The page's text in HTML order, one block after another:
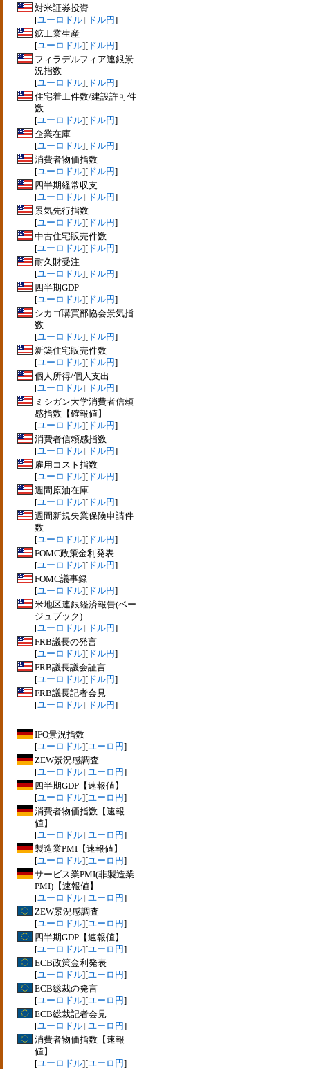
対米証券投資
[ユーロドル][ ドル円]
鉱工業生産
[ユーロドル][ ドル円]
フィラデルフィア連銀景
況指数
[ユーロドル][ ドル円]
住宅着工件数/建設許可件
数
[ユーロドル][ ドル円]
企業在庫
[ユーロドル][ ドル円]
消費者物価指数
[ユーロドル][ ドル円]
四半期経常収支
[ユーロドル][ ドル円]
景気先行指数
[ユーロドル][ ドル円]
中古住宅販売件数
[ユーロドル][ ドル円]
耐久財受注
[ユーロドル][ ドル円]
四半期GDP
[ユーロドル][ ドル円]
シカゴ購買部協会景気指
数
[ユーロドル][ ドル円]
新築住宅販売件数
[ユーロドル][ ドル円]
個人所得/個人支出
[ユーロドル][ ドル円]
ミシガン大学消費者信頼
感指数【確報値】
[ユーロドル][ ドル円]
消費者信頼感指数
[ユーロドル][ ドル円]
雇用コスト指数
[ユーロドル][ ドル円]
週間原油在庫
[ユーロドル][ ドル円]
週間新規失業保険申請件
数
[ユーロドル][ ドル円]
FOMC政策金利発表
[ユーロドル][ ドル円]
FOMC議事録
[ユーロドル][ ドル円]
米地区連銀経済報告(ベー
ジュブック)
[ユーロドル][ ドル円]
FRB議長の発言
[ユーロドル][ ドル円]
FRB議長議会証言
[ユーロドル][ ドル円]
FRB議長記者会見
[ユーロドル][ ドル円]
IFO景況指数
[ユーロドル][ユーロ円]
ZEW景況感調査
[ユーロドル][ユーロ円]
四半期GDP【速報値】
[ユーロドル][ユーロ円]
消費者物価指数【速報
値】
[ユーロドル][ユーロ円]
製造業PMI【速報値】
[ユーロドル][ユーロ円]
サービス業PMI(非製造業
PMI)【速報値】
[ユーロドル][ユーロ円]
ZEW景況感調査
[ユーロドル][ユーロ円]
四半期GDP【速報値】
[ユーロドル][ユーロ円]
ECB政策金利発表
[ユーロドル][ユーロ円]
ECB総裁の発言
[ユーロドル][ユーロ円]
ECB総裁記者会見
[ユーロドル][ユーロ円]
消費者物価指数【速報
値】
[ユーロドル][ユーロ円]